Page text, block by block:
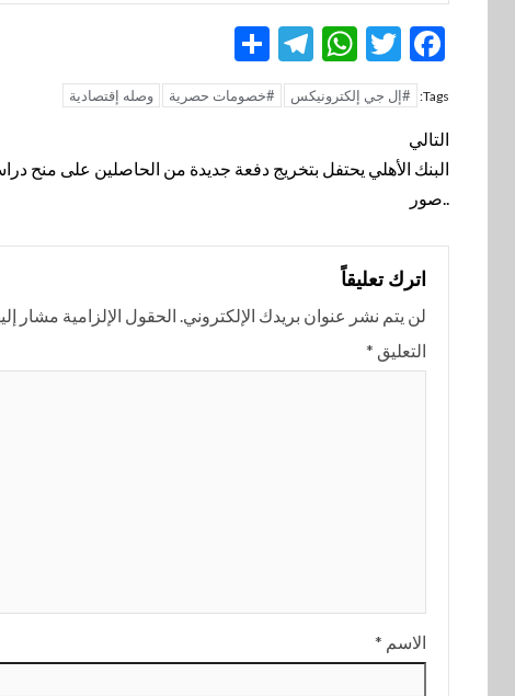
Facebook
Twitter
WhatsApp
Telegram
Tags: #إل جي إلكترونيكس #خصومات حصرية وصله إقتصادية
تنقل
المقالة
التالي
البنك الأهلي يحتفل بتخريج دفعة جديدة من الحاصلين على منح
..صور
اترك تعليقاً
لن يتم نشر عنوان بريدك الإلكتروني. الحقول الإلزامية مشار
التعليق *
الاسم *